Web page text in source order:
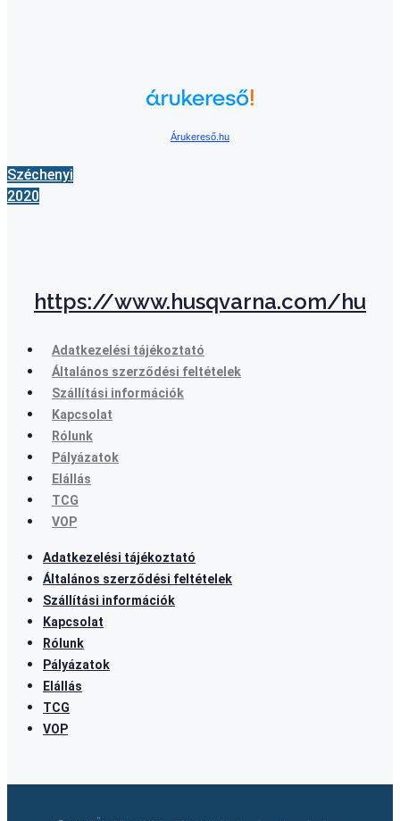
Árukereső.hu
Széchenyi
2020
https://www.husqvarna.com/hu
Adatkezelési tájékoztató
Általános szerződési feltételek
Szállítási információk
Kapcsolat
Rólunk
Pályázatok
Elállás
TCG
VOP
Adatkezelési tájékoztató
Általános szerződési feltételek
Szállítási információk
Kapcsolat
Rólunk
Pályázatok
Elállás
TCG
VOP